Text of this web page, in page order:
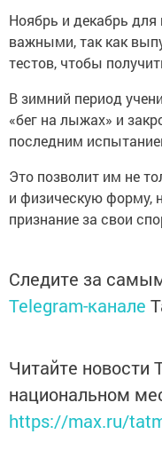
Ноябрь и декабрь
важными, так как
тестов, чтобы
В зимний период
«бег на лыжах» и
последним
Это позволит им не
и физическую форму,
признание за свои
Следите за
Telegram-канале
Читайте новости
национальном
https://max.ru/